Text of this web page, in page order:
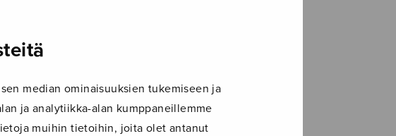
median ominaisuuksien tukemiseen ja
ja analytiikka-alan kumppaneillemme
muihin tietoihin, joita olet antanut